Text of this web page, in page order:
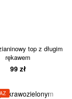
top z długim
rękawem
99 zł